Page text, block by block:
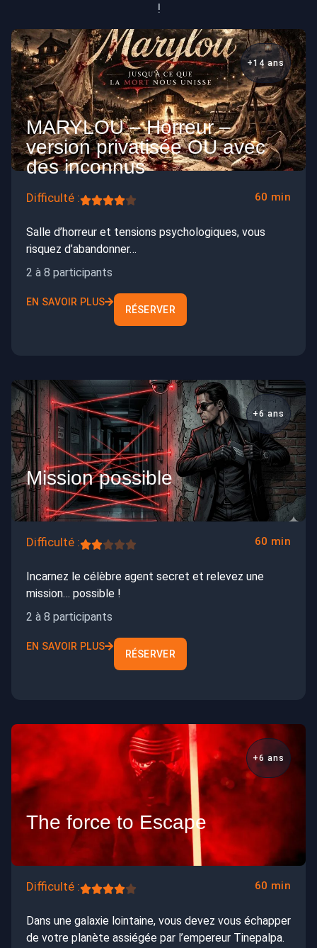
!
+14 ans
MARYLOU – Horreur –
version privatisée OU avec
des inconnus
Difficulté : 60 min
Salle d’horreur et tensions psychologiques, vous
risquez d’abandonner…
2 à 8 participants
EN SAVOIR PLUS
RÉSERVER
+6 ans
Mission possible
Difficulté : 60 min
Incarnez le célèbre agent secret et relevez une
mission… possible !
2 à 8 participants
EN SAVOIR PLUS
RÉSERVER
+6 ans
The force to Escape
Difficulté : 60 min
Dans une galaxie lointaine, vous devez vous échapper
de votre planète assiégée par l’empereur Tinepalpa.